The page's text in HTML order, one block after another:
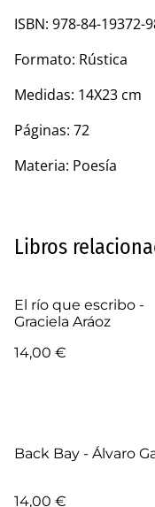
ISBN: 978-84-19372-
Formato: Rústica
Medidas: 14X23 cm
Páginas: 72
Materia: Poesía
Libros
El río que escribo -
Graciela Aráoz
14,00 €
Back Bay - Álvaro
14,00 €